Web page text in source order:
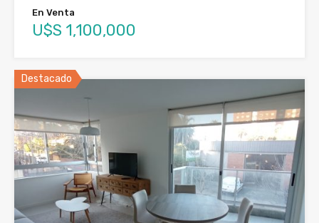
En Venta
U$S 1,100,000
Destacado